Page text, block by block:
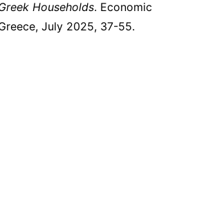
Households. Economic
July 2025, 37-55.